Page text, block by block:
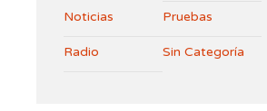
Noticias Pruebas
Radio Sin Categoría